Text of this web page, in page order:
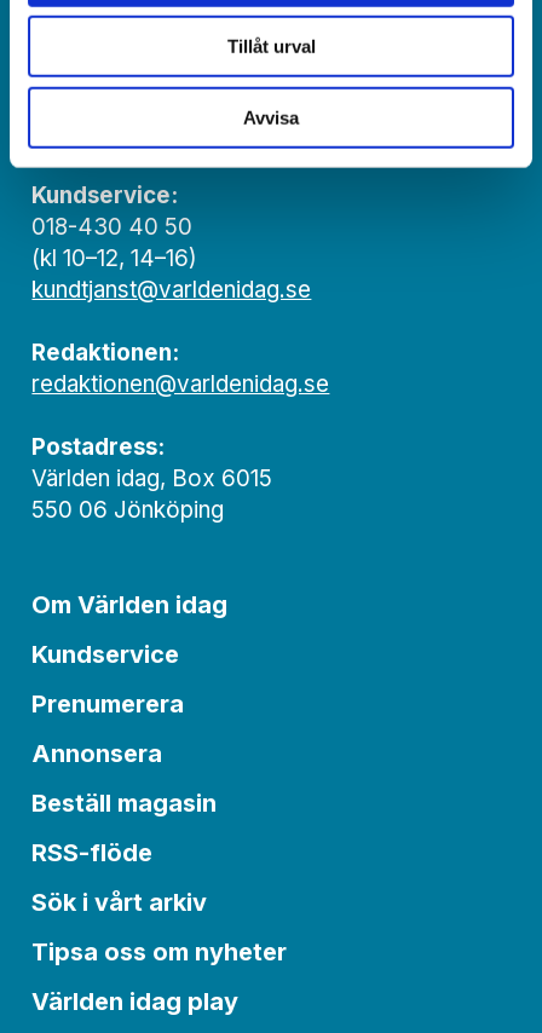
Tillåt urval
Avvisa
© Världen idag AB
Växel:
Kundservice:
018-430 40 50
(kl 10–12, 14–16)
kundtjanst@varldenidag.se
Redaktionen:
redaktionen@varldenidag.se
Postadress:
Världen idag, Box 6015
550 06 Jönköping
Om Världen idag
Kundservice
Prenumerera
Annonsera
Beställ magasin
RSS-flöde
Sök i vårt arkiv
Tipsa oss om nyheter
Världen idag play